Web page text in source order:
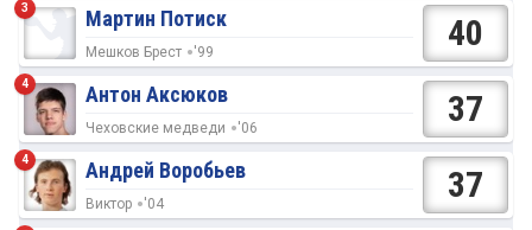
3 Мартин Потиск
Мешков Брест '99 40
4 Антон Аксюков
Чеховские медведи '06 37
4 Андрей Воробьев
Виктор '04 37